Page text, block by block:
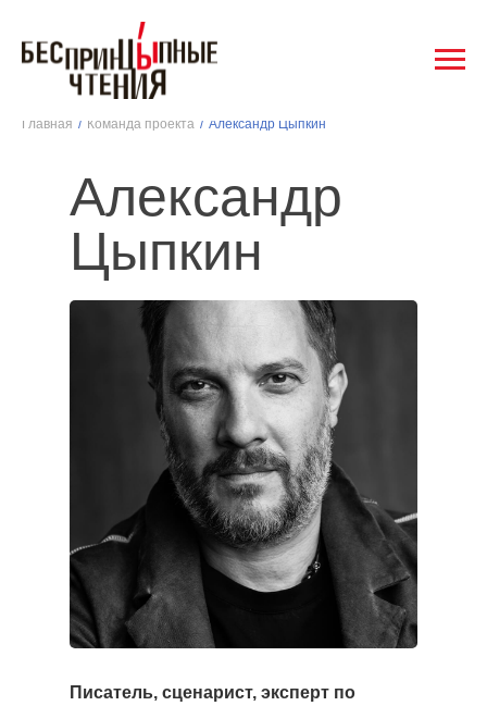
Главная / Команда проекта / Александр Цыпкин
Писатель, сценарист, эксперт по
Александр
Цыпкин